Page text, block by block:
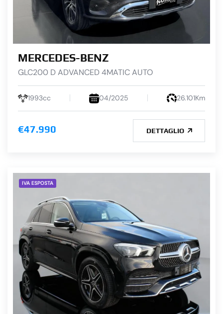
MERCEDES-BENZ
GLC200 D ADVANCED 4MATIC AUTO
1993cc 04/2025 26.101Km
€47.990 DETTAGLIO
IVA ESPOSTA